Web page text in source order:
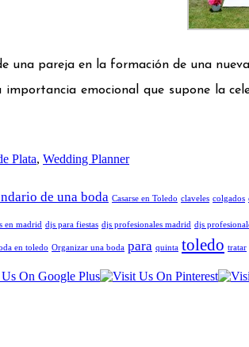
una pareja en la formación de una
importancia emocional que supone la
Plata, Wedding Planner
de una boda Casarse en Toledo claveles colgados
en madrid djs para fiestas djs profesionales madrid djs
en toledo Organizar una boda para quinta toledo tratar